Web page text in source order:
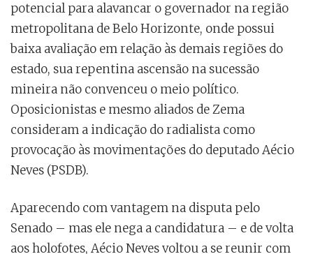
potencial para alavancar o governador na região
metropolitana de Belo Horizonte, onde possui
baixa avaliação em relação às demais regiões do
estado, sua repentina ascensão na sucessão
mineira não convenceu o meio político.
Oposicionistas e mesmo aliados de Zema
consideram a indicação do radialista como
provocação às movimentações do deputado Aécio
Neves (PSDB).
Aparecendo com vantagem na disputa pelo
Senado – mas ele nega a candidatura – e de volta
aos holofotes, Aécio Neves voltou a se reunir com